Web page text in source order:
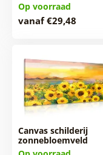
Op voorraad
vanaf €29,48
Canvas schilderij
zonnebloemveld